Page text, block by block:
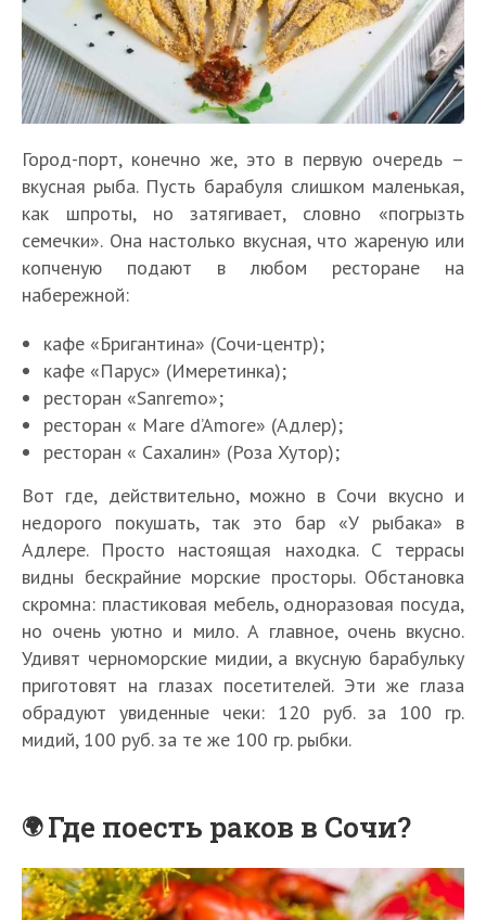
Город-порт, конечно же, это в первую очередь –
вкусная рыба. Пусть барабуля слишком маленькая,
как шпроты, но затягивает, словно «погрызть
семечки». Она настолько вкусная, что жареную или
копченую подают в любом ресторане на
набережной:
кафе «Бригантина» (Сочи-центр);
кафе «Парус» (Имеретинка);
ресторан «Sanremo»;
ресторан « Mare d’Amore» (Адлер);
ресторан « Сахалин» (Роза Хутор);
Вот где, действительно, можно в Сочи вкусно и
недорого покушать, так это бар «У рыбака» в
Адлере. Просто настоящая находка. С террасы
видны бескрайние морские просторы. Обстановка
скромна: пластиковая мебель, одноразовая посуда,
но очень уютно и мило. А главное, очень вкусно.
Удивят черноморские мидии, а вкусную барабульку
приготовят на глазах посетителей. Эти же глаза
обрадуют увиденные чеки: 120 руб. за 100 гр.
мидий, 100 руб. за те же 100 гр. рыбки.
Где поесть раков в Сочи?